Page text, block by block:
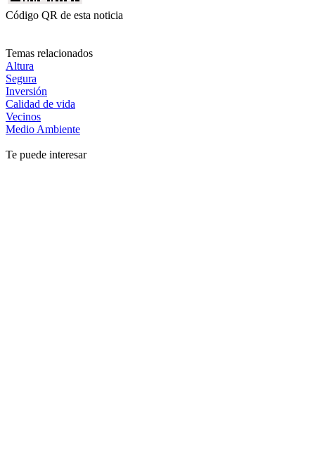
Código QR de esta noticia
Temas relacionados
Altura
Segura
Inversión
Calidad de vida
Vecinos
Medio Ambiente
Te puede interesar